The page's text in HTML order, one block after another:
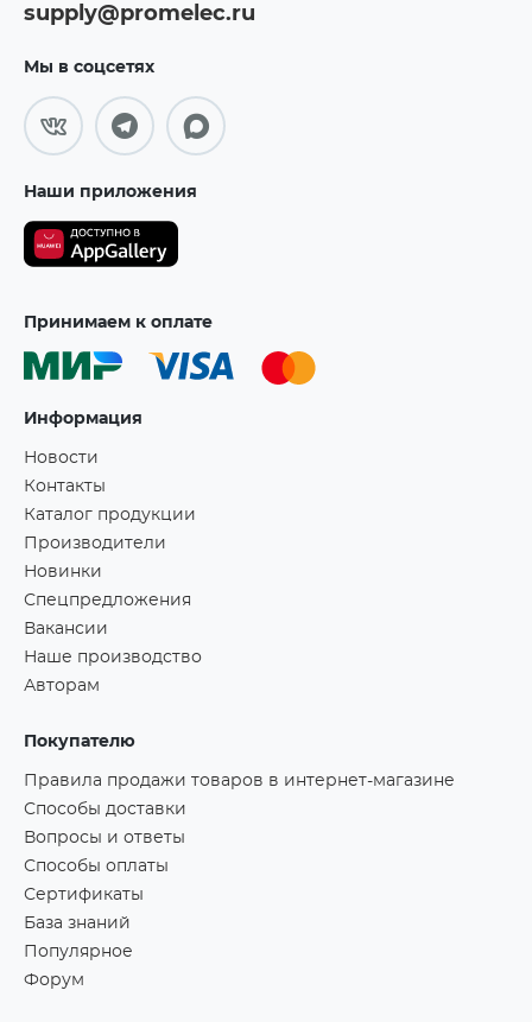
supply@promelec.ru
Мы в соцсетях
Наши приложения
Принимаем к оплате
Информация
Новости
Контакты
Каталог продукции
Производители
Новинки
Спецпредложения
Вакансии
Наше производство
Авторам
Покупателю
Правила продажи товаров в интернет-магазине
Способы доставки
Вопросы и ответы
Способы оплаты
Сертификаты
База знаний
Популярное
Форум